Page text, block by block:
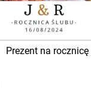
Prezent na rocznicę